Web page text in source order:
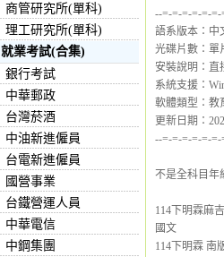
商管研究所(單科)
理工研究所(單科)
就業考試(合集)
銀行考試
中華郵政
台灣菸酒
中油新進僱員
台電新進僱員
國營事業
台鐵營運人員
中華電信
中鋼集團
--=-=-=-=-=-
語系版本：中
光碟片數：單
安裝說明：直
系統支援：
軟體類型：教
更新日期：
--=-=-=-=-=-
不是全科目年
114下明霖麻
國文
114下明霖 南